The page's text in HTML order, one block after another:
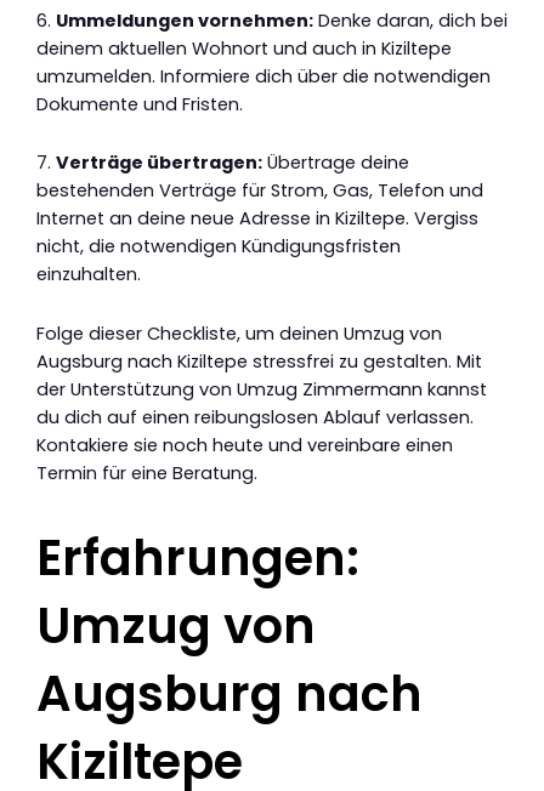
6. Ummeldungen vornehmen: Denke daran, dich bei
deinem aktuellen Wohnort und auch in Kiziltepe
umzumelden. Informiere dich über die notwendigen
Dokumente und Fristen.
7. Verträge übertragen: Übertrage deine
bestehenden Verträge für Strom, Gas, Telefon und
Internet an deine neue Adresse in Kiziltepe. Vergiss
nicht, die notwendigen Kündigungsfristen
einzuhalten.
Folge dieser Checkliste, um deinen Umzug von
Augsburg nach Kiziltepe stressfrei zu gestalten. Mit
der Unterstützung von Umzug Zimmermann kannst
du dich auf einen reibungslosen Ablauf verlassen.
Kontakiere sie noch heute und vereinbare einen
Termin für eine Beratung.
Erfahrungen:
Umzug von
Augsburg nach
Kiziltepe